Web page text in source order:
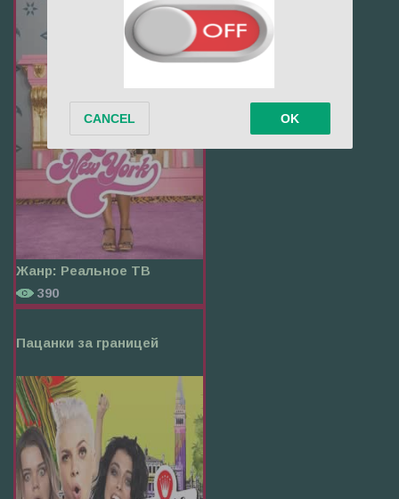
Жанр: Реальное ТВ
390
Пацанки за границей